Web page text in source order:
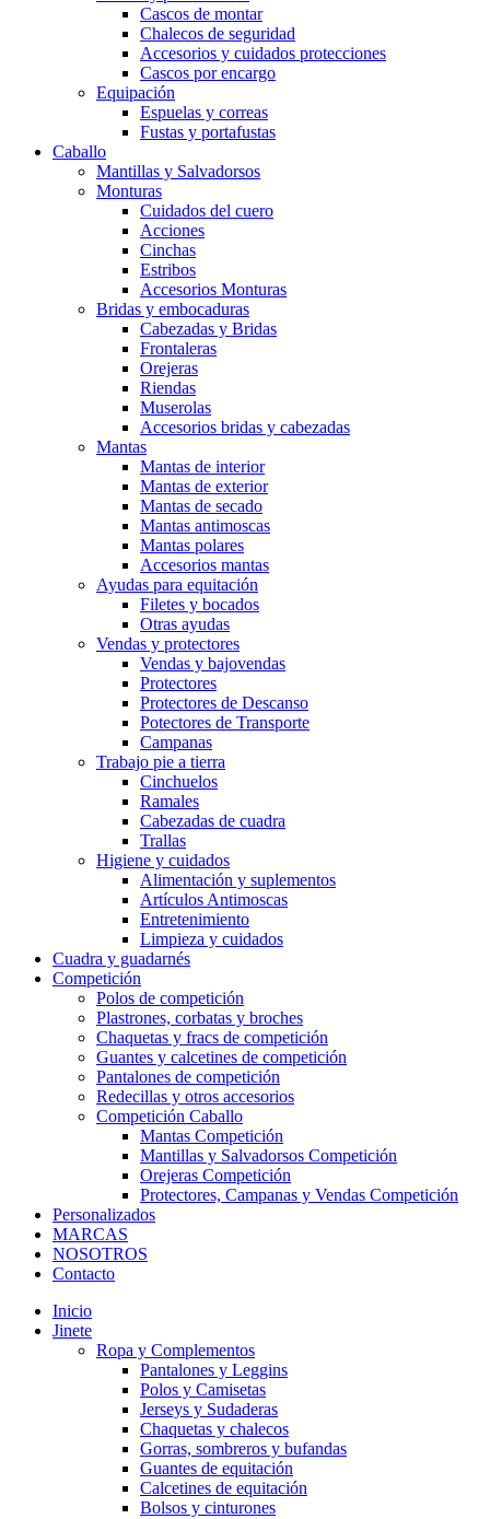
Cascos de montar
Chalecos de seguridad
Accesorios y cuidados protecciones
Cascos por encargo
Equipación
Espuelas y correas
Fustas y portafustas
Caballo
Mantillas y Salvadorsos
Monturas
Cuidados del cuero
Acciones
Cinchas
Estribos
Accesorios Monturas
Bridas y embocaduras
Cabezadas y Bridas
Frontaleras
Orejeras
Riendas
Muserolas
Accesorios bridas y cabezadas
Mantas
Mantas de interior
Mantas de exterior
Mantas de secado
Mantas antimoscas
Mantas polares
Accesorios mantas
Ayudas para equitación
Filetes y bocados
Otras ayudas
Vendas y protectores
Vendas y bajovendas
Protectores
Protectores de Descanso
Potectores de Transporte
Campanas
Trabajo pie a tierra
Cinchuelos
Ramales
Cabezadas de cuadra
Trallas
Higiene y cuidados
Alimentación y suplementos
Artículos Antimoscas
Entretenimiento
Limpieza y cuidados
Cuadra y guadarnés
Competición
Polos de competición
Plastrones, corbatas y broches
Chaquetas y fracs de competición
Guantes y calcetines de competición
Pantalones de competición
Redecillas y otros accesorios
Competición Caballo
Mantas Competición
Mantillas y Salvadorsos Competición
Orejeras Competición
Protectores, Campanas y Vendas Competición
Personalizados
MARCAS
NOSOTROS
Contacto
Inicio
Jinete
Ropa y Complementos
Pantalones y Leggins
Polos y Camisetas
Jerseys y Sudaderas
Chaquetas y chalecos
Gorras, sombreros y bufandas
Guantes de equitación
Calcetines de equitación
Bolsos y cinturones